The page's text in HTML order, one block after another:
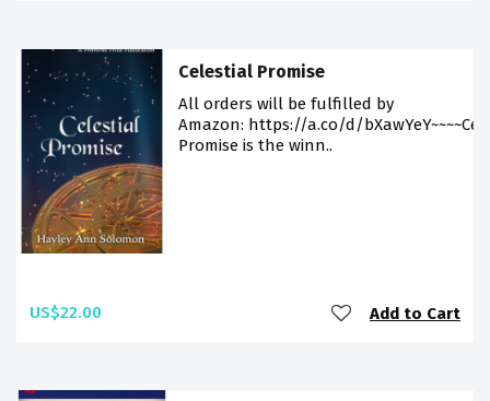
Celestial Promise
All orders will be fulfilled by
Amazon: https://a.co/d/
Promise is the winn..
US$22.00 Add to Cart